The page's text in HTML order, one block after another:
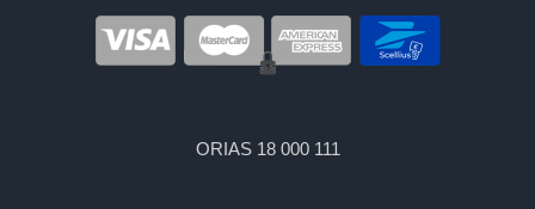
ORIAS 18 000 111